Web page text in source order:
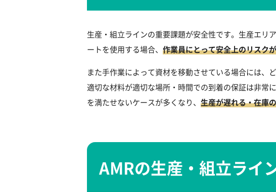
生産・組立ラインの重要課題が安全性です。生産エリ
ートを使用する場合、 作業員にとって安全上のリスク
また手作業によって資材を移動させている場合には、
適切な材料が適切な場所・時間での到着の保証は非常
を満たせないケースが多くなり、 生産が遅れる・在庫
AMRの生産・組立ライ